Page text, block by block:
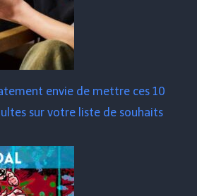
envie de mettre ces 10
sur votre liste de souhaits